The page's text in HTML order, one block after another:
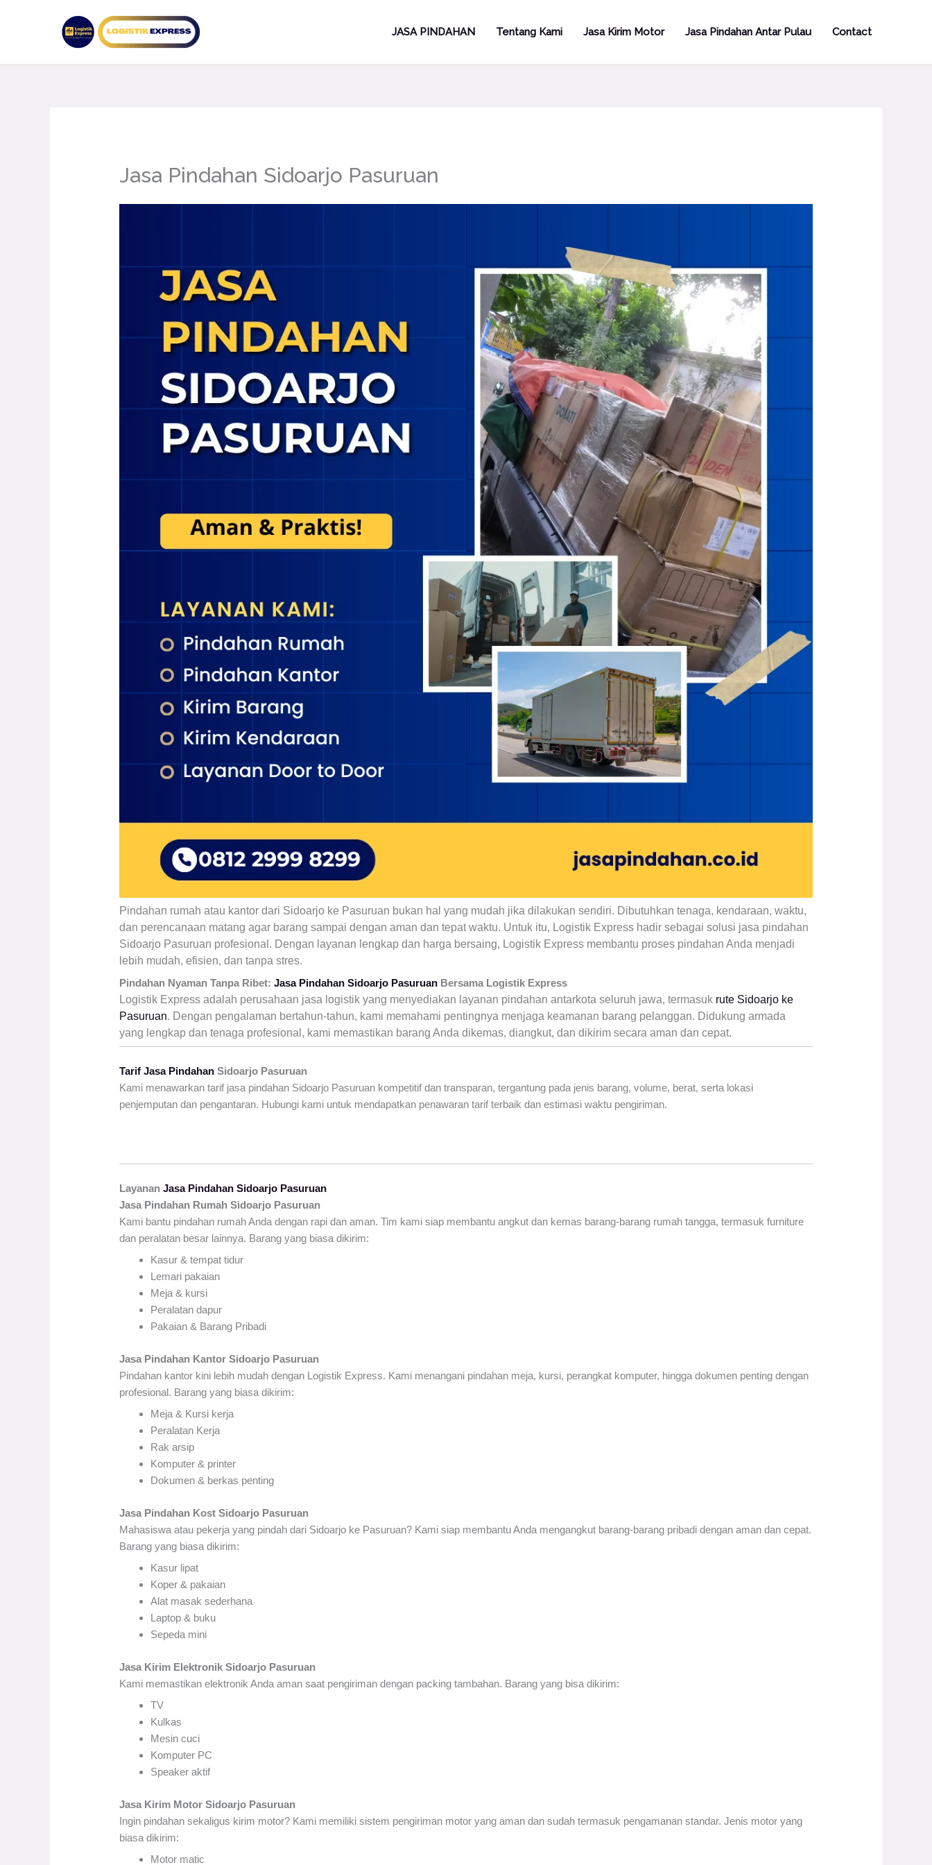
JASA PINDAHAN Tentang Kami Jasa Kirim Motor Jasa Pindahan Antar Pulau Contact
Jasa Pindahan Sidoarjo Pasuruan
Pindahan rumah atau kantor dari Sidoarjo ke Pasuruan bukan hal yang mudah jika dilakukan sendiri. Dibutuhkan tenaga, kendaraan, waktu,
dan perencanaan matang agar barang sampai dengan aman dan tepat waktu. Untuk itu, Logistik Express hadir sebagai solusi jasa pindahan
Sidoarjo Pasuruan profesional. Dengan layanan lengkap dan harga bersaing, Logistik Express membantu proses pindahan Anda menjadi
lebih mudah, efisien, dan tanpa stres.
Pindahan Nyaman Tanpa Ribet:Jasa Pindahan Sidoarjo Pasuruan Bersama Logistik Express
Logistik Express adalah perusahaan jasa logistik yang menyediakan layanan pindahan antarkota seluruh jawa, termasuk rute Sidoarjo ke
Pasuruan. Dengan pengalaman bertahun-tahun, kami memahami pentingnya menjaga keamanan barang pelanggan. Didukung armada
yang lengkap dan tenaga profesional, kami memastikan barang Anda dikemas, diangkut, dan dikirim secara aman dan cepat.
Tarif Jasa Pindahan Sidoarjo Pasuruan
Kami menawarkan tarif jasa pindahan Sidoarjo Pasuruan kompetitif dan transparan, tergantung pada jenis barang, volume, berat, serta lokasi
penjemputan dan pengantaran. Hubungi kami untuk mendapatkan penawaran tarif terbaik dan estimasi waktu pengiriman.
LayananJasa Pindahan Sidoarjo Pasuruan
Jasa Pindahan Rumah Sidoarjo Pasuruan
Kami bantu pindahan rumah Anda dengan rapi dan aman. Tim kami siap membantu angkut dan kemas barang-barang rumah tangga, termasuk furniture
dan peralatan besar lainnya. Barang yang biasa dikirim:
Kasur & tempat tidur
Lemari pakaian
Meja & kursi
Peralatan dapur
Pakaian & Barang Pribadi
Jasa Pindahan Kantor Sidoarjo Pasuruan
Pindahan kantor kini lebih mudah dengan Logistik Express. Kami menangani pindahan meja, kursi, perangkat komputer, hingga dokumen penting dengan
profesional. Barang yang biasa dikirim:
Meja & Kursi kerja
Peralatan Kerja
Rak arsip
Komputer & printer
Dokumen & berkas penting
Jasa Pindahan Kost Sidoarjo Pasuruan
Mahasiswa atau pekerja yang pindah dari Sidoarjo ke Pasuruan? Kami siap membantu Anda mengangkut barang-barang pribadi dengan aman dan cepat.
Barang yang biasa dikirim:
Kasur lipat
Koper & pakaian
Alat masak sederhana
Laptop & buku
Sepeda mini
Jasa Kirim Elektronik Sidoarjo Pasuruan
Kami memastikan elektronik Anda aman saat pengiriman dengan packing tambahan. Barang yang bisa dikirim:
TV
Kulkas
Mesin cuci
Komputer PC
Speaker aktif
Jasa Kirim Motor Sidoarjo Pasuruan
Ingin pindahan sekaligus kirim motor? Kami memiliki sistem pengiriman motor yang aman dan sudah termasuk pengamanan standar. Jenis motor yang
biasa dikirim:
Motor matic